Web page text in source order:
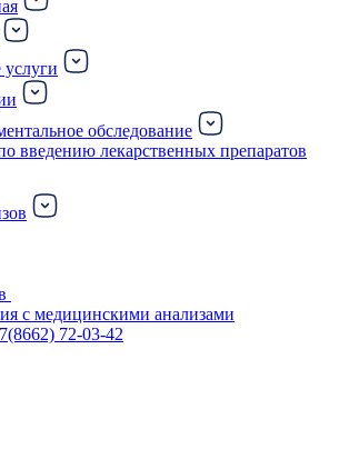
обследование
введению лекарственных препаратов
72-03-42